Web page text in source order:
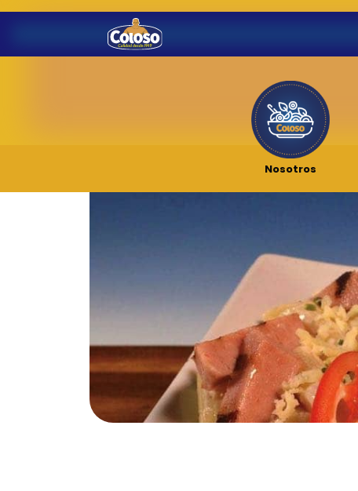
Nosotros